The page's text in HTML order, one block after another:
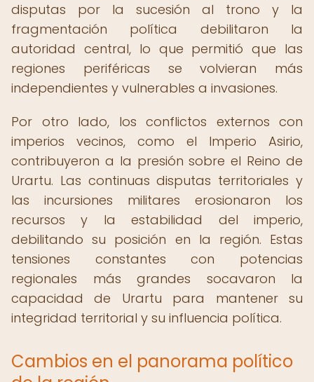
disputas por la sucesión al trono y la
fragmentación política debilitaron la
autoridad central, lo que permitió que las
regiones periféricas se volvieran más
independientes y vulnerables a invasiones.
Por otro lado, los conflictos externos con
imperios vecinos, como el Imperio Asirio,
contribuyeron a la presión sobre el Reino de
Urartu. Las continuas disputas territoriales y
las incursiones militares erosionaron los
recursos y la estabilidad del imperio,
debilitando su posición en la región. Estas
tensiones constantes con potencias
regionales más grandes socavaron la
capacidad de Urartu para mantener su
integridad territorial y su influencia política.
Cambios en el panorama político